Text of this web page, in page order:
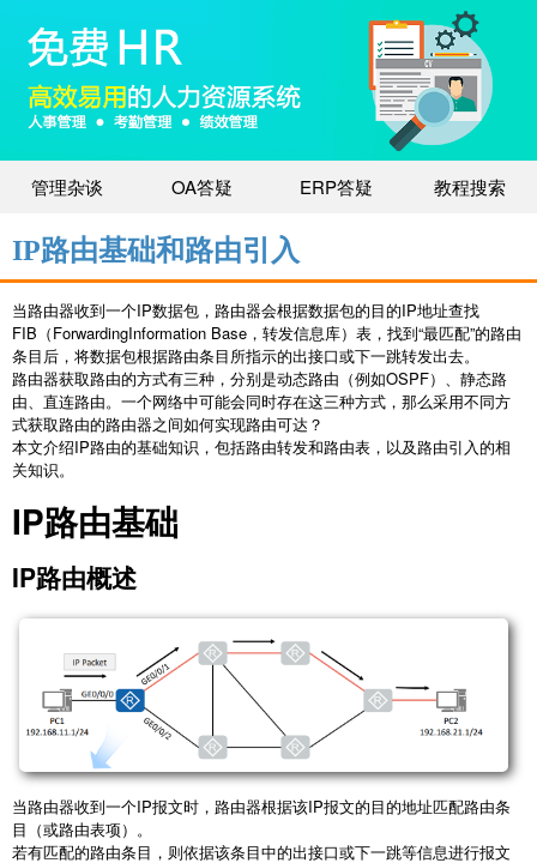
管理杂谈 OA答疑 ERP答疑 教程搜索
IP路由基础和路由引入
当路由器收到一个IP数据包，路由器会根据数据包的目的IP地址查找
FIB（ForwardingInformation Base，转发信息库）表，找到“最匹配”的路由
条目后，将数据包根据路由条目所指示的出接口或下一跳转发出去。
路由器获取路由的方式有三种，分别是动态路由（例如OSPF）、静态路
由、直连路由。一个网络中可能会同时存在这三种方式，那么采用不同方
式获取路由的路由器之间如何实现路由可达？
本文介绍IP路由的基础知识，包括路由转发和路由表，以及路由引入的相
关知识。
IP路由基础
IP路由概述
当路由器收到一个IP报文时，路由器根据该IP报文的目的地址匹配路由条
目（或路由表项）。
若有匹配的路由条目，则依据该条目中的出接口或下一跳等信息进行报文